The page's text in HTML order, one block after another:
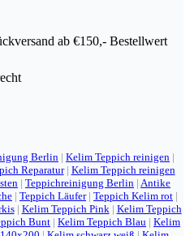
ab €150,- Bestellwert
Berlin | Kelim Teppich reinigen |
Reparatur| Kelim Teppich reinigen
| Teppichreinigung Berlin | Antike
| Teppich Läufer| Teppich Kelim rot |
| Kelim Teppich Pink| Kelim Teppich
Bunt | Kelim Teppich Blau | Kelim